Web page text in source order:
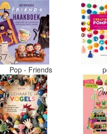
Pop - Friends